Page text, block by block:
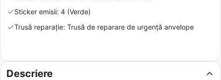
Sticker emisii: 4 (Verde)
Trusă reparație: Trusă de reparare de urgență anvelope
Descriere